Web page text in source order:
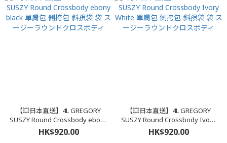
【💥日本直送】4L GREGORY
SUSZY Round Crossbody ebony
black 單肩包 側挎包 斜孭袋 袋 ス
ージーラウンドクロスボディ
HK$920.00
【💥日本直送】4L GREGORY
SUSZY Round Crossbody Ivory
White 單肩包 側挎包 斜孭袋 袋 ス
ージーラウンドクロスボディ
HK$920.00